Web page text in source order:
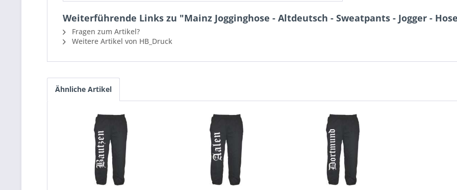
Weiterführende Links zu "Mainz Jogginghose - Altdeutsch - Sweatpants - Jogger -
Fragen zum Artikel?
Weitere Artikel von HB_Druck
Ähnliche Artikel